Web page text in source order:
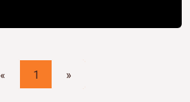
« 1 »